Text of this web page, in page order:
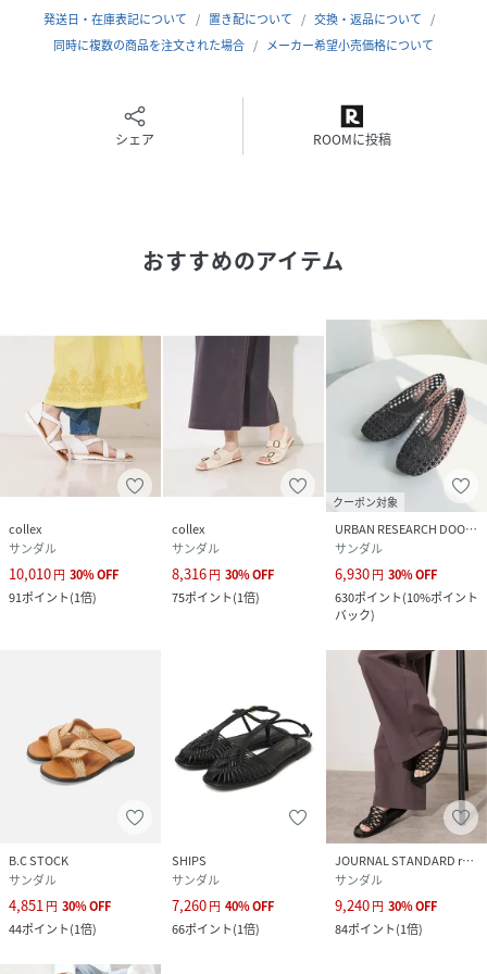
60480124001-7I-3L KC4760
発送日・在庫表記について 置き配について
交換・返品について
同時に複数の商品を注文された場合
メーカー希望小売価格について
シェア ROOMに投稿
おすすめのアイテム
collex
サンダル
10,010円 30%OFF
91ポイント(1倍)
collex
サンダル
8,316円 30%OFF
75ポイント(1倍)
クーポン対象
URBAN RESEARCH DOORS
サンダル
6,930円 30%OFF
630ポイント(10%ポイント
バック)
B.C STOCK
サンダル
4,851円 30%OFF
44ポイント(1倍)
SHIPS
サンダル
7,260円 40%OFF
66ポイント(1倍)
JOURNAL STANDARD relume
サンダル
9,240円 30%OFF
84ポイント(1倍)